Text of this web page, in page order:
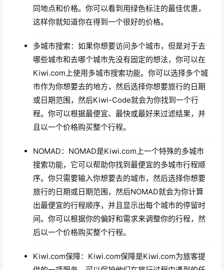
同地点和价格。你可以看到用绿色标注的最佳优惠，
这样你就知道你在得到一个很好的价格。
多城市搜索：如果你想要访问多个城市，但是对于去
哪些城市和去哪个城市先没有固定的想法，你可以在
Kiwi.com上使用多城市搜索功能。你可以选择多个城
市作为你想要去的地方，然后选择你想要旅行的日期
或日期范围，然后Kiwi-Code就会为你找到一个行
程。你可以根据最便宜、最快或最好来过滤结果，并
且以一个价格购买整个行程。
NOMAD：NOMAD是Kiwi.com上一个特殊的多城市
搜索功能，它可以帮助你找到最便宜的多城市行程顺
序。你只需要输入你想要去的城市，然后选择你想要
旅行的日期或日期范围，然后NOMAD就会为你计算
出最便宜的行程顺序，并且显示出每个城市的停留时
间。你可以根据你的偏好和需求来调整你的行程，然
后以一个价格购买整个行程。
Kiwi.com保障：Kiwi.com保障是Kiwi.com为旅客提